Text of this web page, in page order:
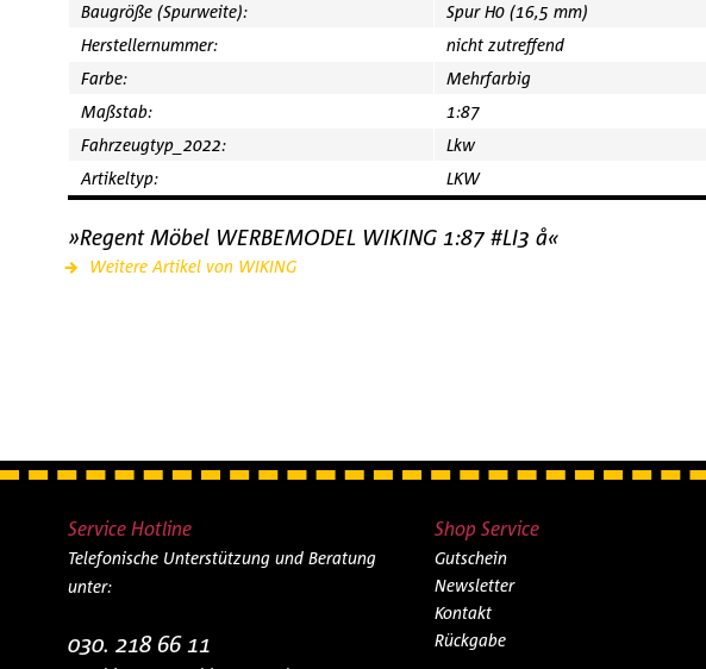
Baugröße (Spurweite):
Spur H0 (16,5 mm)
Herstellernummer:
nicht zutreffend
Farbe:
Mehrfarbig
Maßstab:
1:87
Fahrzeugtyp_2022:
Lkw
Artikeltyp:
LKW
»Regent Möbel WERBEMODEL WIKING 1:87 #LI3 å«
Weitere Artikel von WIKING
Service Hotline
Telefonische Unterstützung und Beratung
unter:
030. 218 66 11
Shop Service
Gutschein
Newsletter
Kontakt
Rückgabe